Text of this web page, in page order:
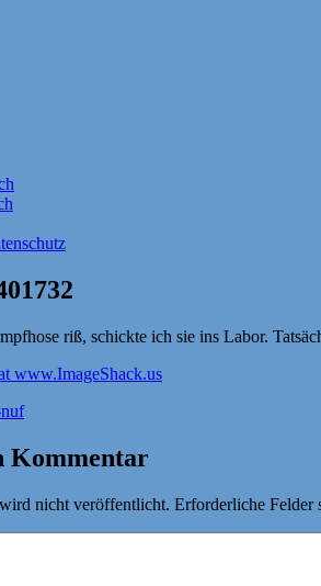
riß, schickte ich sie ins Labor.
Kommentar
nicht veröffentlicht. Erforderliche Felder